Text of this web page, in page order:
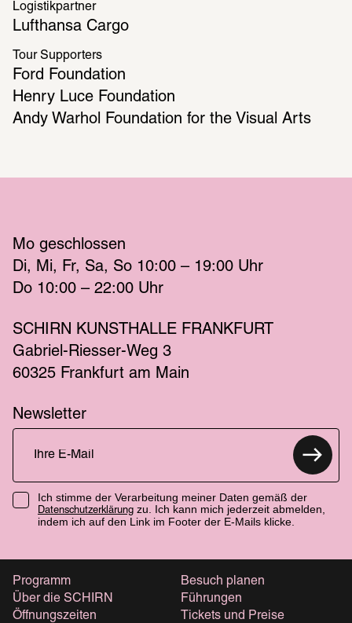
Logistikpartner
Lufthansa Cargo
Tour Supporters
Ford Foundation
Henry Luce Foundation
Andy Warhol Foundation for the Visual Arts
Mo geschlossen
Di
Mi Fr Sa So 10:00 – 19:00 Uhr
Do 10:00 – 22:00 Uhr
SCHIRN KUNSTHALLE FRANKFURT
Gabriel-Riesser-Weg 3
60325 Frankfurt am Main
Newsletter
Ich stimme der Verarbeitung meiner Daten gemäß der
Datenschutzerklärung zu. Ich kann mich jederzeit abmelden,
indem ich auf den Link im Footer der E-Mails klicke.
Programm
Über die SCHIRN
Öffnungszeiten
Besuch planen
Führungen
Tickets und Preise